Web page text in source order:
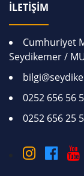
İLETİŞİM
Cumhuriyet
Seydikemer /
0252 656 56
0252 656 25